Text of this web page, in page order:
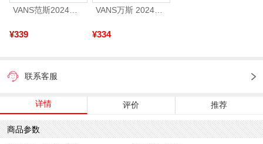
VANS范斯2024中性SK8-HiCL帆布鞋/硫化鞋VN000D5IB8C
¥339 ¥334
联系客服
详情 评价 推荐
商品参数